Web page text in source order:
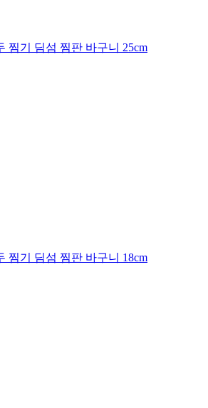
찜기 딤섬 찜판 바구니 25cm
찜기 딤섬 찜판 바구니 18cm